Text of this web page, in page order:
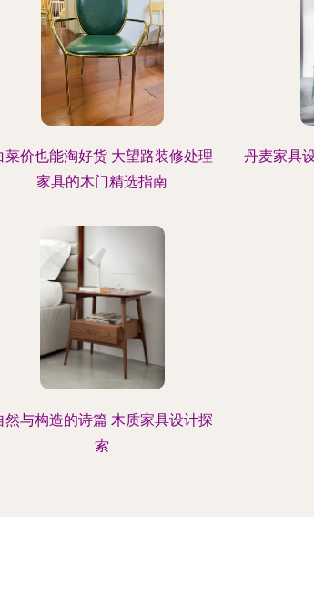
菜价也能淘好货 大望路装修处理
家具的木门精选指南
丹麦家具
然与构造的诗篇 木质家具设计探
索